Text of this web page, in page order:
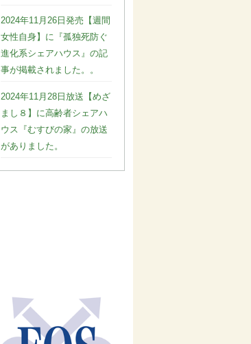
2024年11月26日発売【週間
女性自身】に『孤独死防ぐ
進化系シェアハウス』の記
事が掲載されました。。
2024年11月28日放送【めざ
まし８】に高齢者シェアハ
ウス『むすびの家』の放送
がありました。